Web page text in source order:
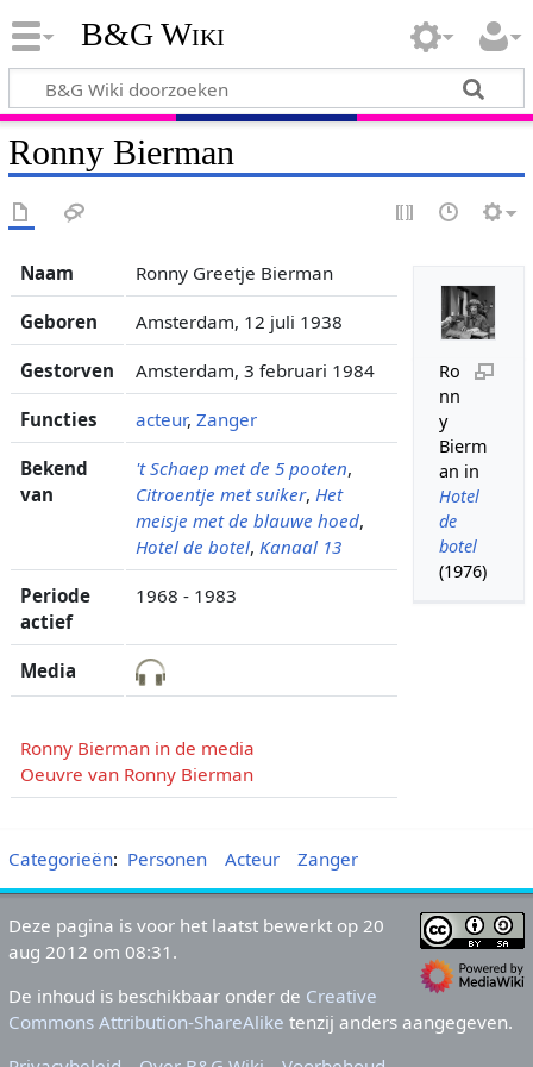
B&G Wiki
Ronny Bierman
Ro
nn
y
Bierm
an in
Hotel
de
botel
(1976)
Naam Ronny Greetje Bierman
Geboren Amsterdam, 12 juli 1938
Gestorven Amsterdam, 3 februari 1984
Functies acteur, Zanger
Bekend
van
't Schaep met de 5 pooten,
Citroentje met suiker, Het
meisje met de blauwe hoed,
Hotel de botel, Kanaal 13
Periode
actief
1968 - 1983
Media
Ronny Bierman in de media
Oeuvre van Ronny Bierman
Categorieën: Personen Acteur Zanger
Deze pagina is voor het laatst bewerkt op 20
aug 2012 om 08:31.
De inhoud is beschikbaar onder de Creative
Commons Attribution-ShareAlike tenzij anders aangegeven.